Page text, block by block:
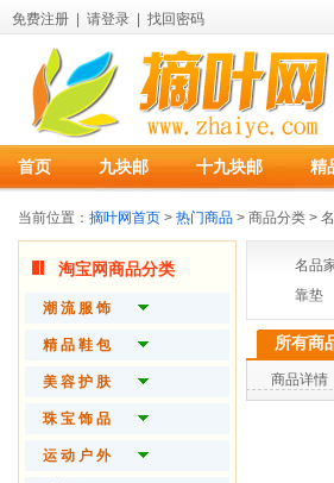
免费注册 请登录 找回密码
首页 九块邮 十九块邮 精
当前位置： 摘叶网首页 > 热门商品 > 商品分类 >
淘宝网商品分类
潮 流 服 饰
品 牌 女 装
品 牌 男 装
精 致 内 衣
时 尚 配 件
精 品 鞋 包
潮 流 女 鞋
品 质 男 鞋
潮 流 女 包
美 容 护 肤
护 肤 产 品
时 尚 彩 妆
珠 宝 饰 品
开 运 珠 宝
运 动 户 外
名品
靠垫
所有商
商品详情